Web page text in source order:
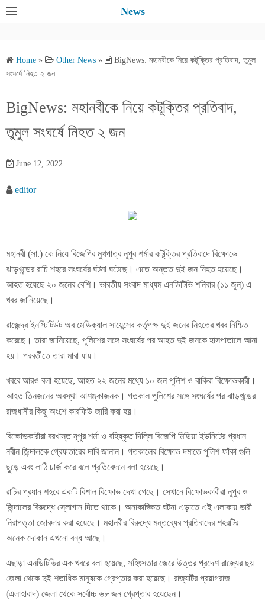
News
Home » Other News »
BigNews: মহানবীকে নিয়ে কটূক্তির প্রতিবাদ, তুমুল
সংঘর্ষে নিহত ২ জন
BigNews: মহানবীকে নিয়ে কটূক্তির প্রতিবাদ,
তুমুল সংঘর্ষে নিহত ২ জন
June 12, 2022
editor
মহানবী (সা.) কে নিয়ে বিজেপির মুখপাত্র নূপুর শর্মার কটূক্তির প্রতিবাদে বিক্ষোভে
ঝাড়খন্ডের রাচি শহরে সংঘর্ষের ঘটনা ঘটেছে। এতে অন্তত দুই জন নিহত হয়েছে।
আহত হয়েছে ২০ জনের বেশি। ভারতীয় সংবাদ মাধ্যম এনডিটিভি শনিবার (১১ জুন) এ
খবর জানিয়েছে।
রাজেন্দ্র ইনস্টিটিউট অব মেডিক্যাল সায়েন্সের কর্তৃপক্ষ দুই জনের নিহতের খবর নিশ্চিত
করেছে। তারা জানিয়েছে, পুলিশের সঙ্গে সংঘর্ষের পর আহত দুই জনকে হাসপাতালে আনা
হয়। পরবর্তীতে তারা মারা যায়।
খবরে আরও বলা হয়েছে, আহত ২২ জনের মধ্যে ১০ জন পুলিশ ও বাকিরা বিক্ষোভকারী।
আহত তিনজনের অবস্থা আশঙ্কাজনক। গতকাল পুলিশের সঙ্গে সংঘর্ষের পর ঝাড়খন্ডের
রাজধানীর কিছু অংশে কারফিউ জারি করা হয়।
বিক্ষোভকারীরা বরখাস্ত নূপুর শর্মা ও বহিষ্কৃত দিল্লি বিজেপি মিডিয়া ইউনিটের প্রধান
নবীন জিন্দালকে গ্রেফতারের দাবি জানান। গতকালের বিক্ষোভ দমাতে পুলিশ ফাঁকা গুলি
ছুড়ে এবং লাঠি চার্জ করে বলে প্রতিবেদনে বলা হয়েছে।
রাচির প্রধান শহরে একটি বিশাল বিক্ষোভ দেখা গেছে। সেখানে বিক্ষোভকারীরা নূপুর ও
জিন্দালের বিরুদ্ধে স্লোগান দিতে থাকে। অনাকাঙ্ক্ষিত ঘটনা এড়াতে এই এলাকায় ভারী
নিরাপত্তা জোরদার করা হয়েছে। মহানবীর বিরুদ্ধে মন্তব্যের প্রতিবাদের শহরটির
অনেক দোকান এখনো বন্ধ আছে।
এছাড়া এনডিটিভির এক খবরে বলা হয়েছে, সহিংসতার জেরে উত্তর প্রদেশ রাজ্যের ছয়
জেলা থেকে দুই শতাধিক মানুষকে গ্রেপ্তার করা হয়েছে। রাজ্যটির প্রয়াগরাজ
(এলাহাবাদ) জেলা থেকে সর্বোচ্চ ৬৮ জন গ্রেপ্তার হয়েছেন।